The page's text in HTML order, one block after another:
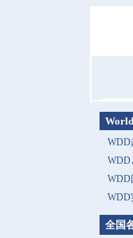
WDD
WDD
WDD
WDD
全国